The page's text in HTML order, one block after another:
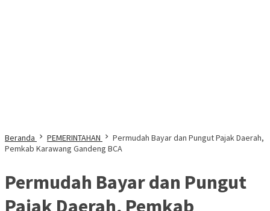
Beranda PEMERINTAHAN
Permudah Bayar dan Pungut Pajak Daerah,
Pemkab Karawang Gandeng BCA
Permudah Bayar dan Pungut
Pajak Daerah, Pemkab